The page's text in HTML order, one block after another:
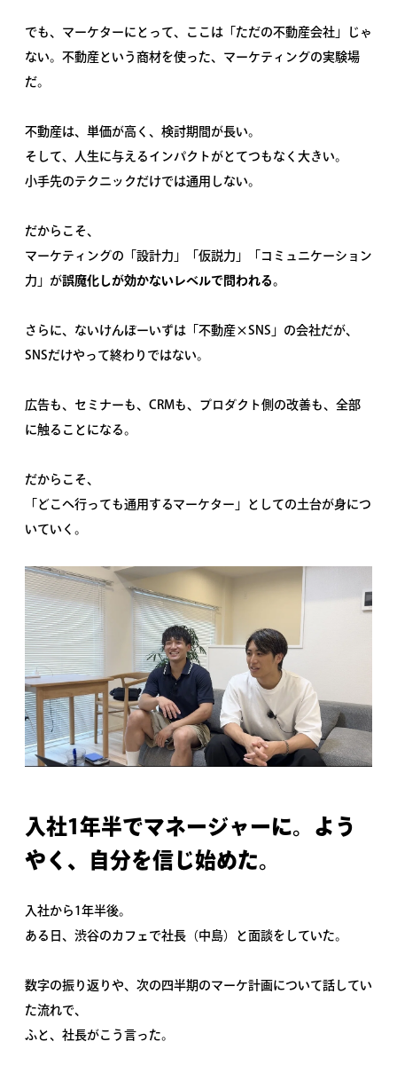
でも、マーケターにとって、ここは「ただの不動産会社」じゃ
ない。不動産という商材を使った、マーケティングの実験場
だ。
不動産は、単価が高く、検討期間が長い。
そして、人生に与えるインパクトがとてつもなく大きい。
小手先のテクニックだけでは通用しない。
だからこそ、
マーケティングの「設計力」「仮説力」「コミュニケーション
力」が誤魔化しが効かないレベルで問われる。
さらに、ないけんぼーいずは「不動産×SNS」の会社だが、
SNSだけやって終わりではない。
広告も、セミナーも、CRMも、プロダクト側の改善も、全部
に触ることになる。
だからこそ、
「どこへ行っても通用するマーケター」としての土台が身につ
いていく。
入社1年半でマネージャーに。よう
やく、自分を信じ始めた。
入社から1年半後。
ある日、渋谷のカフェで社長（中島）と面談をしていた。
数字の振り返りや、次の四半期のマーケ計画について話してい
た流れで、
ふと、社長がこう言った。